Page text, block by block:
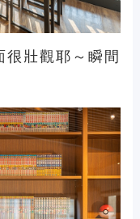
很壯觀耶～瞬間